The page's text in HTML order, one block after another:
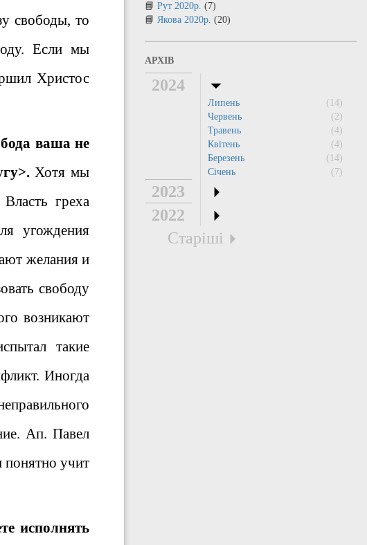
свободы, то
Если мы
Христос
ваша не
Хотя мы
греха
угождения
желания и
свободу
возникают
такие
Иногда
Ап. Павел
понятно учит
исполнять
Рут 2020р. (7)
Якова 2020р. (20)
АРХІВ
2024
Липень
(14)
Червень
(2)
Травень
(4)
Квітень
(4)
Березень
(14)
Січень
(7)
2023
2022
Старіші